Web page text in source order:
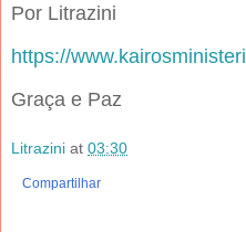
Por Litrazini
https://
Graça e Paz
Litrazini at 03:30
Compartilhar